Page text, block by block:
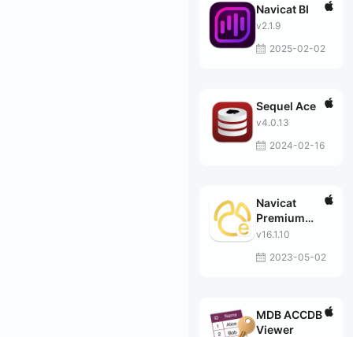
Navicat BI
v2.1.9
2025-02-02
Sequel Ace
v4.0.13
2024-02-16
Navicat
Premium
Essentials
v16.1.10
2023-05-02
MDB ACCDB
Viewer